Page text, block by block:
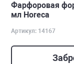
Фарфоровая
мл Horeca
Артикул: 14167